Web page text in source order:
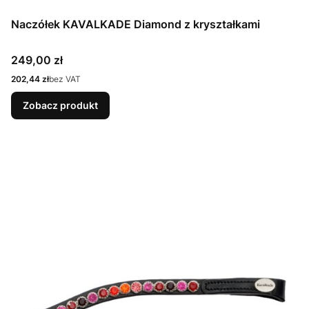
Naczółek KAVALKADE Diamond z kryształkami
Cena
249,00 zł
Cena
202,44 złbez VAT
Zobacz produkt